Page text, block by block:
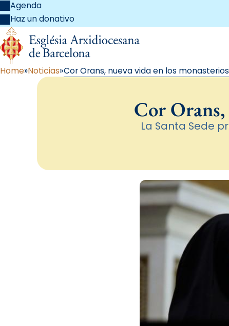
Agenda
Haz un donativo
Home Noticias Cor Orans, nueva vida en los
Cor Orans,
La Santa Sede